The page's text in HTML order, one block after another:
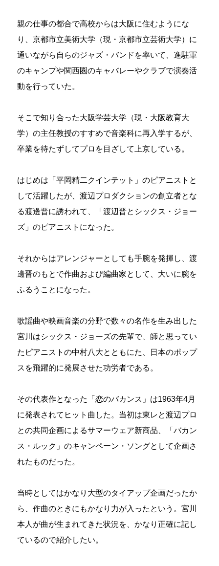
親の仕事の都合で高校からは大阪に住むようにな
り、京都市立美術大学（現・京都市立芸術大学）に
通いながら自らのジャズ・バンドを率いて、進駐軍
のキャンプや関西圏のキャバレーやクラブで演奏活
動を行っていた。
そこで知り合った大阪学芸大学（現・大阪教育大
学）の主任教授のすすめで音楽科に再入学するが、
卒業を待たずしてプロを目ざして上京している。
はじめは「平岡精二クインテット」のピアニストと
して活躍したが、渡辺プロダクションの創立者とな
る渡邊晋に誘われて、「渡辺晋とシックス・ジョー
ズ」のピアニストになった。
それからはアレンジャーとしても手腕を発揮し、渡
邊晋のもとで作曲および編曲家として、大いに腕を
ふるうことになった。
歌謡曲や映画音楽の分野で数々の名作を生み出した
宮川はシックス・ジョーズの先輩で、師と思ってい
たピアニストの中村八大とともにた、日本のポップ
スを飛躍的に発展させた功労者である。
その代表作となった「恋のバカンス」は1963年4月
に発表されてヒット曲した。当初は東レと渡辺プロ
との共同企画によるサマーウェア新商品、「バカン
ス・ルック」のキャンペーン・ソングとして企画さ
れたものだった。
当時としてはかなり大型のタイアップ企画だったか
ら、作曲のときにもかなり力が入ったという。宮川
本人が曲が生まれてきた状況を、かなり正確に記し
ているので紹介したい。